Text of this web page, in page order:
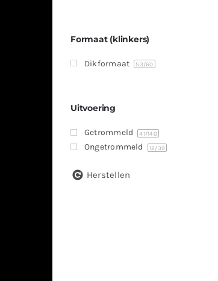
Formaat (klinkers)
Dikformaat 53/60
Uitvoering
Getrommeld 41/140
Ongetrommeld 12/39
Herstellen